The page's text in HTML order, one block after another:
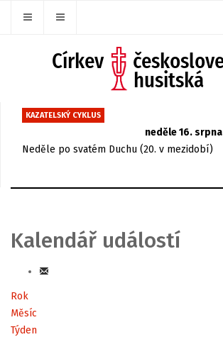
KAZATELSKÝ CYKLUS
neděle 16. srpna
Neděle po svatém Duchu (20. v mezidobí)
Kalendář událostí
Rok
Měsíc
Týden